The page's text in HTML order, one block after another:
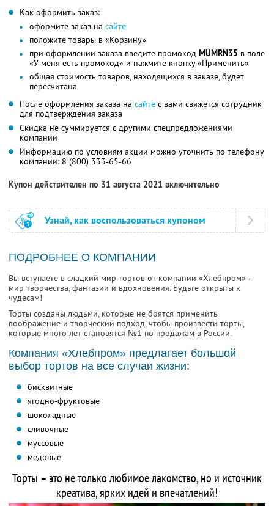
Как оформить заказ:
оформите заказ на сайте
положите товары в «Корзину»
при оформлении заказа введите промокод MUMRN35 в поле
«У меня есть промокод» и нажмите кнопку «Применить»
общая стоимость товаров, находящихся в заказе, будет
пересчитана
После оформления заказа на сайте с вами свяжется сотрудник
для подтверждения заказа
Скидка не суммируется с другими спецпредложениями
компании
Информацию по условиям акции можно уточнить по телефону
компании: 8 (800) 333-65-66
Купон действителен по 31 августа 2021 включительно
Узнай, как воспользоваться купоном
ПОДРОБНЕЕ О КОМПАНИИ
Вы вступаете в сладкий мир тортов от компании «Хлебпром» —
мир творчества, фантазии и вдохновения. Будьте открыты к
чудесам!
Торты созданы людьми, которые не боятся применить
воображение и творческий подход, чтобы произвести торты,
которые много лет становятся №1 по продажам в России.
Компания «Хлебпром» предлагает большой
выбор тортов на все случаи жизни:
бисквитные
ягодно-фруктовые
шоколадные
сливочные
муссовые
медовые
Торты – это не только любимое лакомство, но и источник
креатива, ярких идей и впечатлений!